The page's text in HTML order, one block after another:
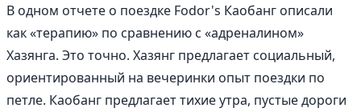
В одном отчете о поездке Fodor's Каобанг описали
как «терапию» по сравнению с «адреналином»
Хазянга. Это точно. Хазянг предлагает социальный,
ориентированный на вечеринки опыт поездки по
петле. Каобанг предлагает тихие утра, пустые дороги